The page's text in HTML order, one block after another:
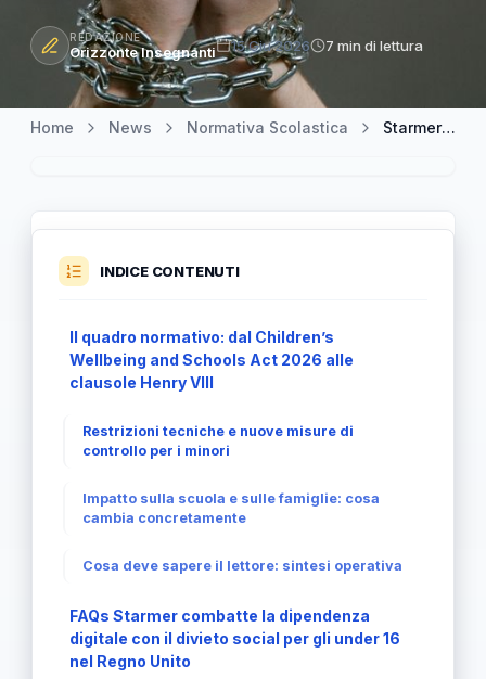
REDAZIONE
Orizzonte Insegnanti 15 Giu 2026 7 min di lettura
Home News Normativa Scolastica Starmer combatte la dipendenza digitale con il divieto social per gli under 16 nel Regno Unito
INDICE CONTENUTI
Il quadro normativo: dal Children’s
Wellbeing and Schools Act 2026 alle
clausole Henry VIII
Restrizioni tecniche e nuove misure di
controllo per i minori
Impatto sulla scuola e sulle famiglie: cosa
cambia concretamente
Cosa deve sapere il lettore: sintesi operativa
FAQs Starmer combatte la dipendenza
digitale con il divieto social per gli under 16
nel Regno Unito